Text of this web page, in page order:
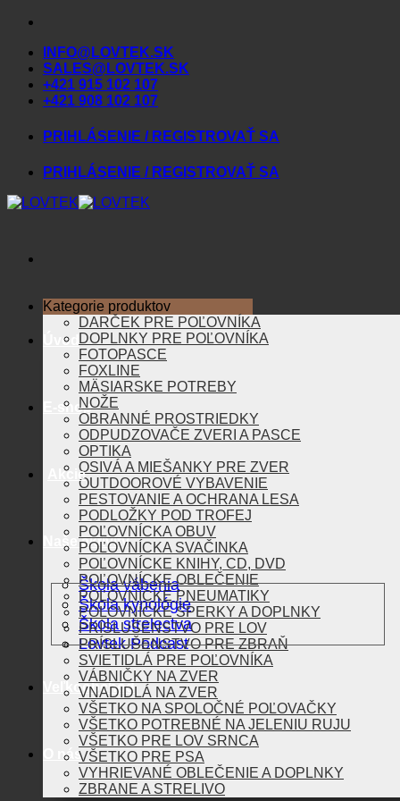
Skip
contentINFO@LOVTEK.SK
SALES@LOVTEK.SK
+421 915 102 107
+421 908 102 107
PRIHLÁSENIE / REGISTROVAŤ SA
PRIHLÁSENIE / REGISTROVAŤ SA
Úvod
E-shop
Akcie
Naše aktivity
Škola vábenia
Škola kynológie
Škola strelectva
Lovtek Podcast
Veľkoobchod
O nás
Kategorie produktov
DARČEK PRE POĽOVNÍKA
DOPLNKY PRE POĽOVNÍKA
FOTOPASCE
FOXLINE
MÄSIARSKE POTREBY
NOŽE
OBRANNÉ PROSTRIEDKY
ODPUDZOVAČE ZVERI A PASCE
OPTIKA
OSIVÁ A MIEŠANKY PRE ZVER
OUTDOOROVÉ VYBAVENIE
PESTOVANIE A OCHRANA LESA
PODLOŽKY POD TROFEJ
POĽOVNÍCKA OBUV
POĽOVNÍCKA SVAČINKA
POĽOVNÍCKE KNIHY, CD, DVD
POĽOVNÍCKE OBLEČENIE
POĽOVNÍCKE PNEUMATIKY
POĽOVNÍCKE ŠPERKY A DOPLNKY
PRÍSLUŠENSTVO PRE LOV
PRÍSLUŠENSTVO PRE ZBRAŇ
SVIETIDLÁ PRE POĽOVNÍKA
VÁBNIČKY NA ZVER
VNADIDLÁ NA ZVER
VŠETKO NA SPOLOČNÉ POĽOVAČKY
VŠETKO POTREBNÉ NA JELENIU RUJU
VŠETKO PRE LOV SRNCA
VŠETKO PRE PSA
VYHRIEVANÉ OBLEČENIE A DOPLNKY
ZBRANE A STRELIVO